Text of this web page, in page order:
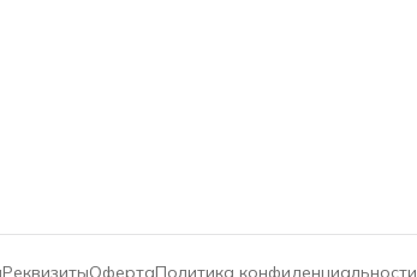
РеквизитыОфертаПолитика конфиденциальности